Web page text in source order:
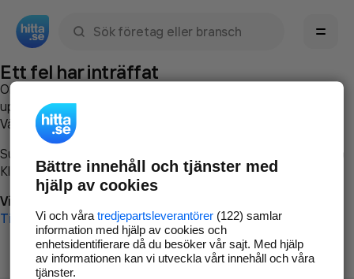
Ett fel har inträffat
Om du vill kan du
uppstod så att vi lättare och snabbare kan avhjälpa det.
Vänligen försök med följande:
Surfa till
Klicka påTillbaka-knappen i webbläsaren och försök igen
Vi beklagar besväret!
Till startsidan
Bättre innehåll och tjänster med
hjälp av cookies
Vi och våra tredjepartsleverantörer(122) samlar
information med hjälp av cookies och
enhetsidentifierare då du besöker vår sajt. Med hjälp
av informationen kan vi utveckla vårt innehåll och våra
tjänster.